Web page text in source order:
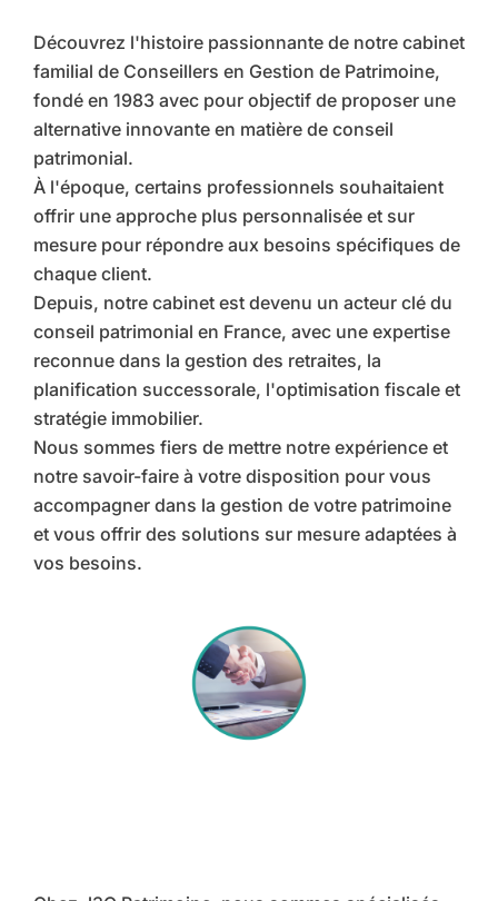
Découvrez l'histoire passionnante de notre cabinet
familial de Conseillers en Gestion de Patrimoine,
fondé en 1983 avec pour objectif de proposer une
alternative innovante en matière de conseil
patrimonial.
À l'époque, certains professionnels souhaitaient
offrir une approche plus personnalisée et sur
mesure pour répondre aux besoins spécifiques de
chaque client.
Depuis, notre cabinet est devenu un acteur clé du
conseil patrimonial en France, avec une expertise
reconnue dans la gestion des retraites, la
planification successorale, l'optimisation fiscale et
stratégie immobilier.
Nous sommes fiers de mettre notre expérience et
notre savoir-faire à votre disposition pour vous
accompagner dans la gestion de votre patrimoine
et vous offrir des solutions sur mesure adaptées à
vos besoins.